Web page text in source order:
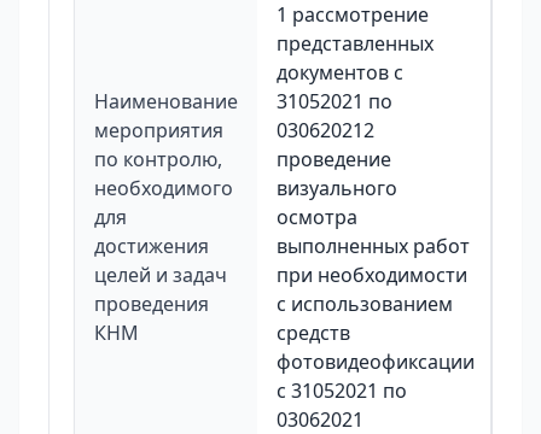
Наименование
мероприятия
по контролю,
необходимого
для
достижения
целей и задач
проведения
КНМ
1 рассмотрение
представленных
документов с
31052021 по
030620212
проведение
визуального
осмотра
выполненных работ
при необходимости
с использованием
средств
фотовидеофиксации
с 31052021 по
03062021